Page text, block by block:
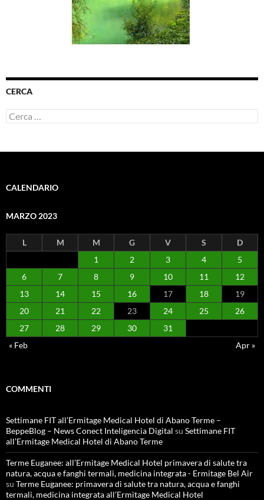
CERCA
Ricerca
per:
CALENDARIO
MARZO 2023
L M M G V S
D
1
2 3 4
5
6
7 8 9 10 11
12
13
14 15 16 17 18
19
20
21 22 23 24 25
26
27
28 29 30
31
« Feb
Apr »
COMMENTI
Settimane FIT all’Ermitage Medical Hotel di Abano Terme –
BeppeBlog – News Conect Inteligencia Digital su Settimane FIT
all’Ermitage Medical Hotel di Abano Terme
Terme Euganee: all’Ermitage Medical Hotel primavera di salute tra
natura, acqua e fanghi termali, medicina integrata - Ermitage Bel Air
su Terme Euganee: primavera di salute tra natura, acqua e fanghi
termali, medicina integrata all’Ermitage Medical Hotel